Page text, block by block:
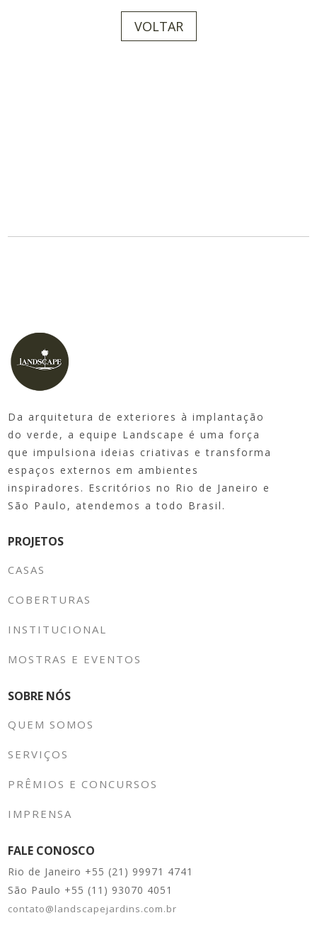
VOLTAR
Da arquitetura de exteriores à implantação
do verde, a equipe Landscape é uma força
que impulsiona ideias criativas e transforma
espaços externos em ambientes
inspiradores. Escritórios no Rio de Janeiro e
São Paulo, atendemos a todo Brasil.
PROJETOS
CASAS
COBERTURAS
INSTITUCIONAL
MOSTRAS E EVENTOS
SOBRE NÓS
QUEM SOMOS
SERVIÇOS
PRÊMIOS E CONCURSOS
IMPRENSA
FALE CONOSCO
Rio de Janeiro +55 (21) 99971 4741
São Paulo +55 (11) 93070 4051
contato@landscapejardins.com.br